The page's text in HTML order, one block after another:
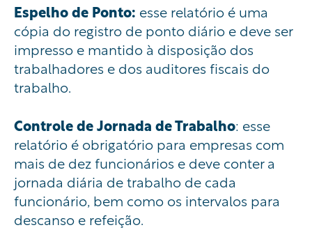
Espelho de Ponto: esse relatório é uma
cópia do registro de ponto diário e deve ser
impresso e mantido à disposição dos
trabalhadores e dos auditores fiscais do
trabalho.
Controle de Jornada de Trabalho: esse
relatório é obrigatório para empresas com
mais de dez funcionários e deve conter a
jornada diária de trabalho de cada
funcionário, bem como os intervalos para
descanso e refeição.